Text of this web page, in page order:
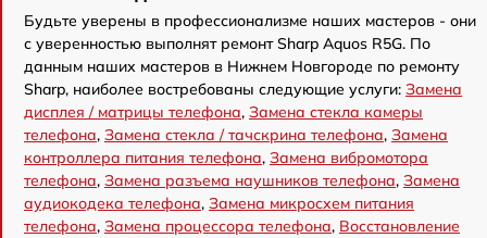
Будьте уверены в профессионализме наших мастеров - они
с уверенностью выполнят ремонт Sharp Aquos R5G. По
данным наших мастеров в Нижнем Новгороде по ремонту
Sharp, наиболее востребованы следующие услуги: Замена
дисплея / матрицы телефона, Замена стекла камеры
телефона, Замена стекла / тачскрина телефона, Замена
контроллера питания телефона, Замена вибромотора
телефона, Замена разъема наушников телефона, Замена
аудиокодека телефона, Замена микросхем питания
телефона, Замена процессора телефона, Восстановление